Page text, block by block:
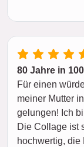
80 Jahre in
Für einen
meiner Mutter
gelungen! Ich
Die Collage ist
hochwertig, die